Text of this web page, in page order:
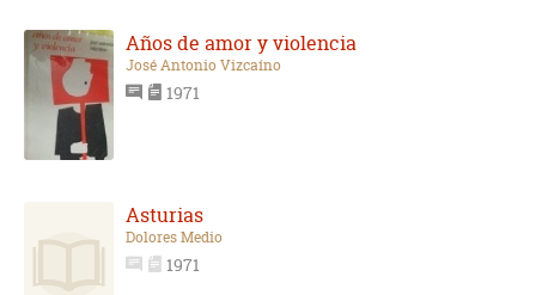
Años de amor y violencia
José Antonio Vizcaíno
1971
Asturias
Dolores Medio
1971